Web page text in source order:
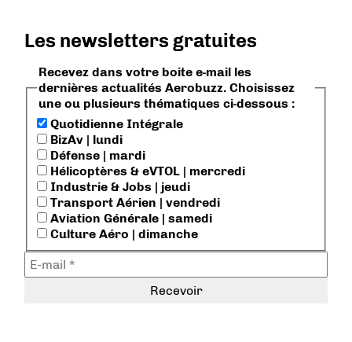
Les newsletters gratuites
Recevez dans votre boite e-mail les
dernières actualités Aerobuzz. Choisissez
une ou plusieurs thématiques ci-dessous :
Quotidienne Intégrale
BizAv | lundi
Défense | mardi
Hélicoptères & eVTOL | mercredi
Industrie & Jobs | jeudi
Transport Aérien | vendredi
Aviation Générale | samedi
Culture Aéro | dimanche